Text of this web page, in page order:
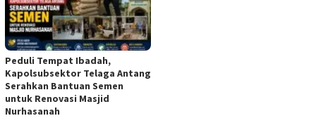
Peduli Tempat Ibadah,
Kapolsubsektor Telaga Antang
Serahkan Bantuan Semen
untuk Renovasi Masjid
Nurhasanah